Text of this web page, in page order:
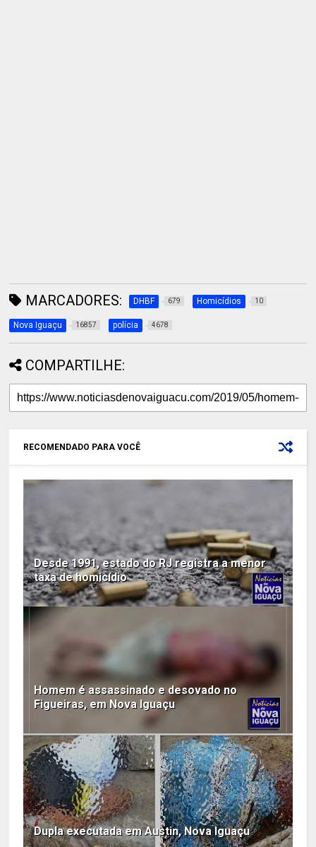
MARCADORES: DHBF 679 Homicídios 10
Nova Iguaçu 16857 polícia 4678
COMPARTILHE:
RECOMENDADO PARA VOCÊ
Desde 1991, estado do RJ registra a menor
taxa de homicídio
Homem é assassinado e desovado no
Figueiras, em Nova Iguaçu
Dupla executada em Austin, Nova Iguaçu